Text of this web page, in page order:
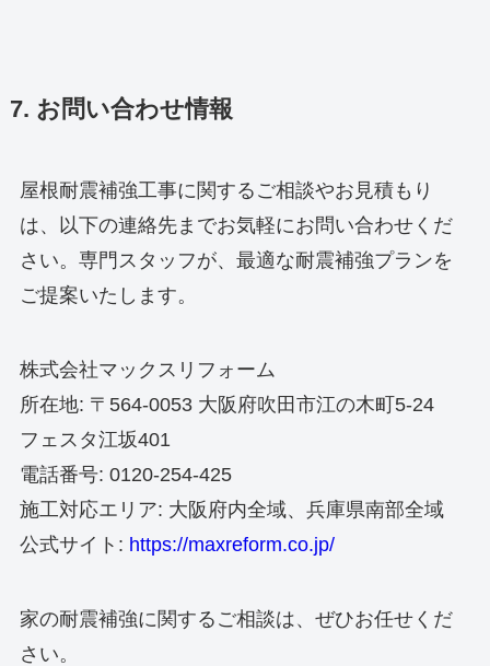
7. お問い合わせ情報
屋根耐震補強工事に関するご相談やお見積もり
は、以下の連絡先までお気軽にお問い合わせくだ
さい。専門スタッフが、最適な耐震補強プランを
ご提案いたします。
株式会社マックスリフォーム
所在地: 〒564-0053 大阪府吹田市江の木町5-24
フェスタ江坂401
電話番号: 0120-254-425
施工対応エリア: 大阪府内全域、兵庫県南部全域
公式サイト: https://maxreform.co.jp/
家の耐震補強に関するご相談は、ぜひお任せくだ
さい。